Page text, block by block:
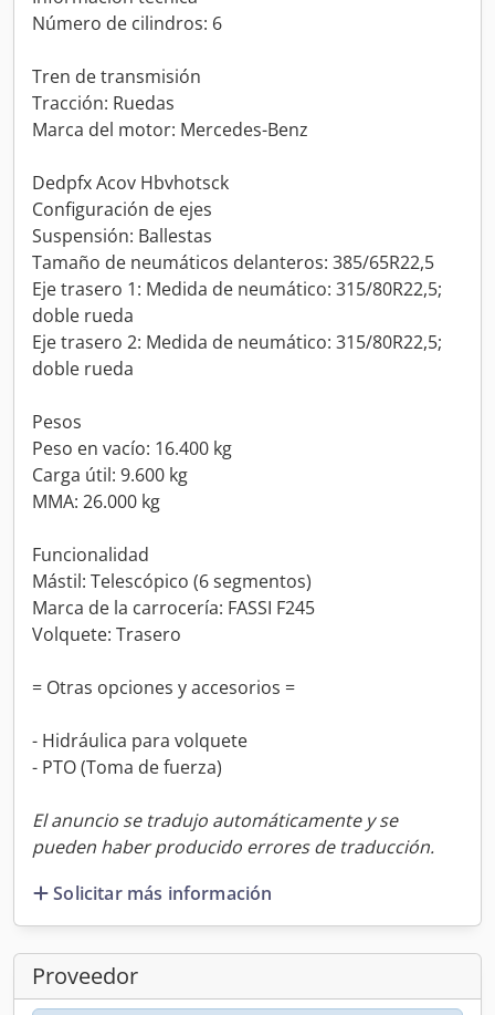
Número de cilindros: 6
Tren de transmisión
Tracción: Ruedas
Marca del motor: Mercedes-Benz
Dedpfx Acov Hbvhotsck
Configuración de ejes
Suspensión: Ballestas
Tamaño de neumáticos delanteros: 385/65R22,5
Eje trasero 1: Medida de neumático: 315/80R22,5;
doble rueda
Eje trasero 2: Medida de neumático: 315/80R22,5;
doble rueda
Pesos
Peso en vacío: 16.400 kg
Carga útil: 9.600 kg
MMA: 26.000 kg
Funcionalidad
Mástil: Telescópico (6 segmentos)
Marca de la carrocería: FASSI F245
Volquete: Trasero
= Otras opciones y accesorios =
- Hidráulica para volquete
- PTO (Toma de fuerza)
El anuncio se tradujo automáticamente y se
pueden haber producido errores de traducción.
Solicitar más información
Proveedor